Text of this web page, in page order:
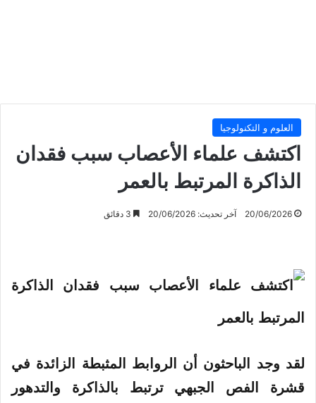
العلوم و التكنولوجيا
اكتشف علماء الأعصاب سبب فقدان
الذاكرة المرتبط بالعمر
20/06/2026 آخر تحديث: 20/06/2026
لقد وجد الباحثون أن الروابط المثبطة الزائدة في
قشرة الفص الجبهي ترتبط بالذاكرة والتدهور